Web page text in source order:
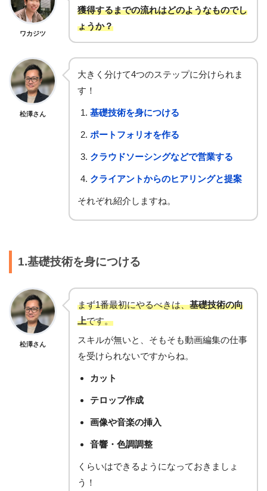
ワカジツ
獲得するまでの流れはどのようなものでし
ょうか？
松澤さん
大きく分けて4つのステップに分けられま
す！
基礎技術を身につける
ポートフォリオを作る
クラウドソーシングなどで営業する
クライアントからのヒアリングと提案
それぞれ紹介しますね。
1.基礎技術を身につける
松澤さん
まず1番最初にやるべきは、基礎技術の向
上です。
スキルが無いと、そもそも動画編集の仕事
を受けられないですからね。
カット
テロップ作成
画像や音楽の挿入
音響・色調調整
くらいはできるようになっておきましょ
う！